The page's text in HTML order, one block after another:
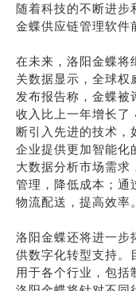
随着科技的不断进步
金蝶供应链管理软件
在未来，洛阳金蝶将
关数据显示，全球
发布报告称，金蝶被
收入比上一年增长了
断引入先进的技术，
企业提供更加智能化
大数据分析市场需求
管理，降低成本；通
物流配送，提高效率。
洛阳金蝶还将进一步
供数字化转型支持。
用于各个行业，包括